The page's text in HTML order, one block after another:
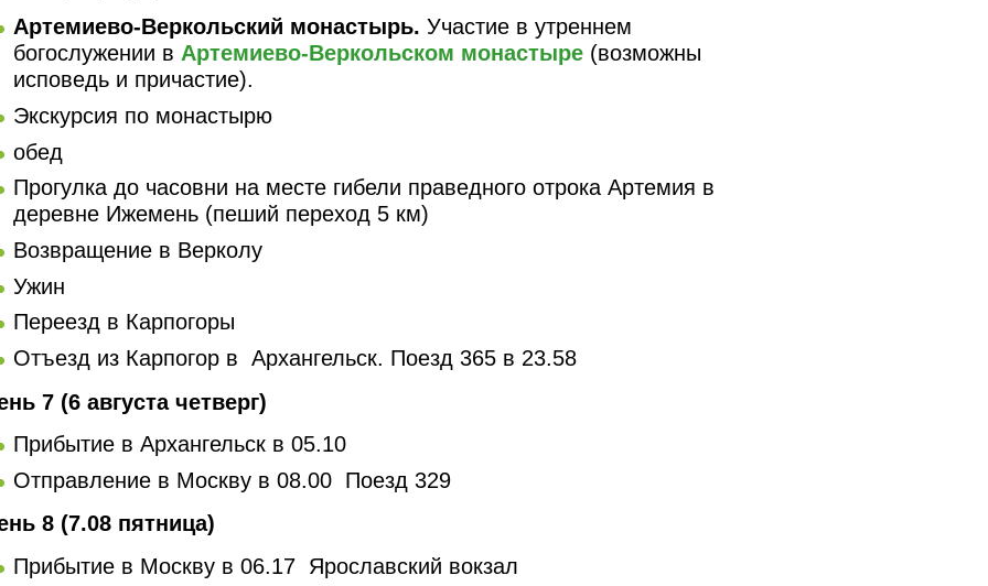
Артемиево-Веркольский монастырь. Участие в утреннем
богослужении в Артемиево-Веркольском монастыре(возможны
исповедь и причастие).
Экскурсия по монастырю
обед
Прогулка до часовни на месте гибели праведного отрока Артемия в
деревне Ижемень (пеший переход 5 км)
Возвращение в Верколу
Ужин
Переезд в Карпогоры
Отъезд из Карпогор в Архангельск. Поезд 365 в 23.58
7 (6 августа четверг)
Прибытие в Архангельск в 05.10
Отправление в Москву в 08.00 Поезд 329
8 (7.08 пятница)
Прибытие в Москву в 06.17 Ярославский вокзал